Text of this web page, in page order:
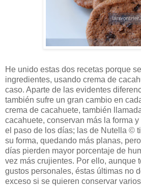
He unido estas dos recetas porque
ingredientes, usando crema de
caso. Aparte de las evidentes
también sufre un gran cambio en
crema de cacahuete, también
cacahuete, conservan más la forma
el paso de los días; las de Nutella ©
su forma, quedando más planas,
días pierden mayor porcentaje de
vez más crujientes. Por ello, aunque
gustos personales, éstas últimas no
exceso si se quieren conservar